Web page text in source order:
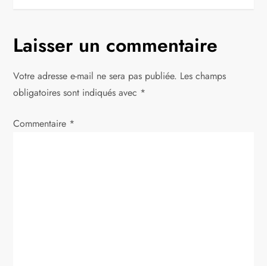
g
a
t
i
Laisser un commentaire
Votre adresse e-mail ne sera pas publiée. Les champs
obligatoires sont indiqués avec *
Commentaire *